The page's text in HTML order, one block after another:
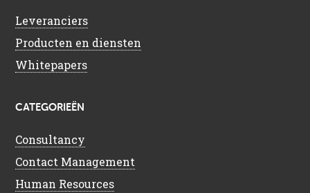
Leveranciers
Producten en diensten
Whitepapers
CATEGORIEËN
Consultancy
Contact Management
Human Resources